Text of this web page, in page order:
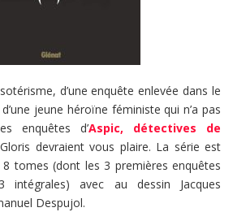
d’une enquête enlevée dans le
jeune héroïne féministe qui n’a pas
enquêtes d’Aspic, détectives de
devraient vous plaire. La série est
tomes (dont les 3 premières enquêtes
intégrales) avec au dessin Jacques
Despujol.